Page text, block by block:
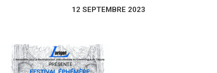
12 SEPTEMBRE 2023